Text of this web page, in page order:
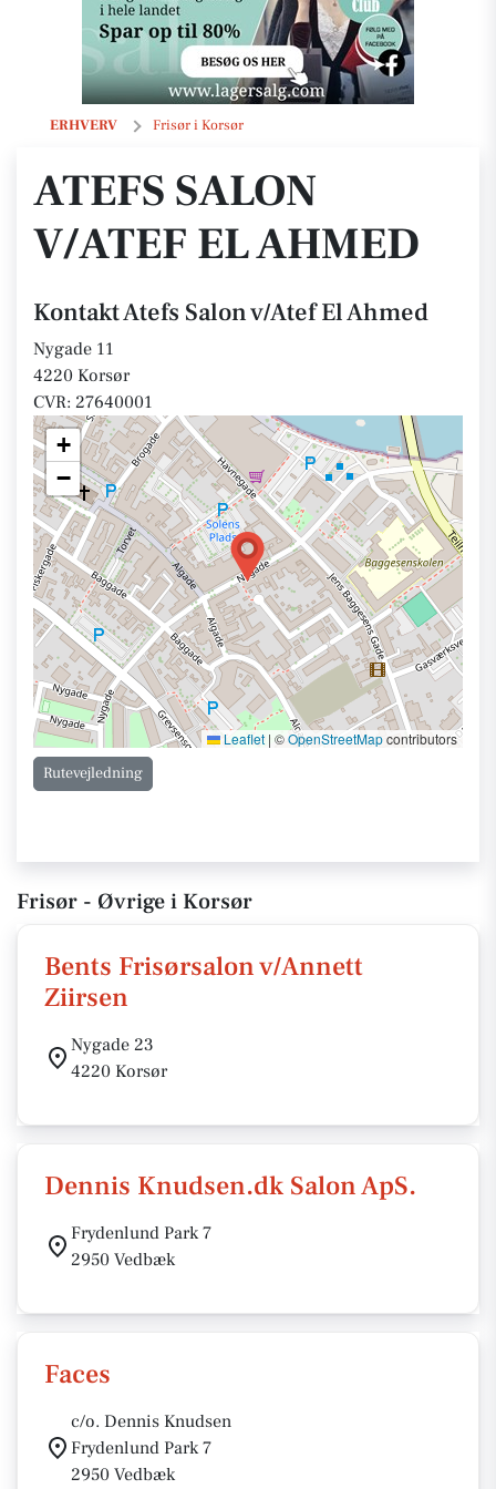
ERHVERV Frisør i Korsør
Atefs Salon v/Atef El Ahmed
ATEFS SALON
V/ATEF EL AHMED
Kontakt Atefs Salon v/Atef El Ahmed
Nygade 11
4220 Korsør
CVR: 27640001
+
−
Leaflet | ©OpenStreetMapcontributors
Rutevejledning
Frisør - Øvrige i Korsør
Bents Frisørsalon v/Annett
Ziirsen
Nygade 23
4220 Korsør
Dennis Knudsen.dk Salon ApS.
Frydenlund Park 7
2950 Vedbæk
Faces
c/o. Dennis Knudsen
Frydenlund Park 7
2950 Vedbæk